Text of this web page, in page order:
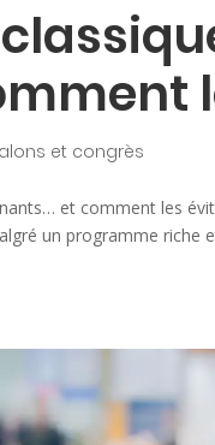
et congrès
et comment les
un programme riche